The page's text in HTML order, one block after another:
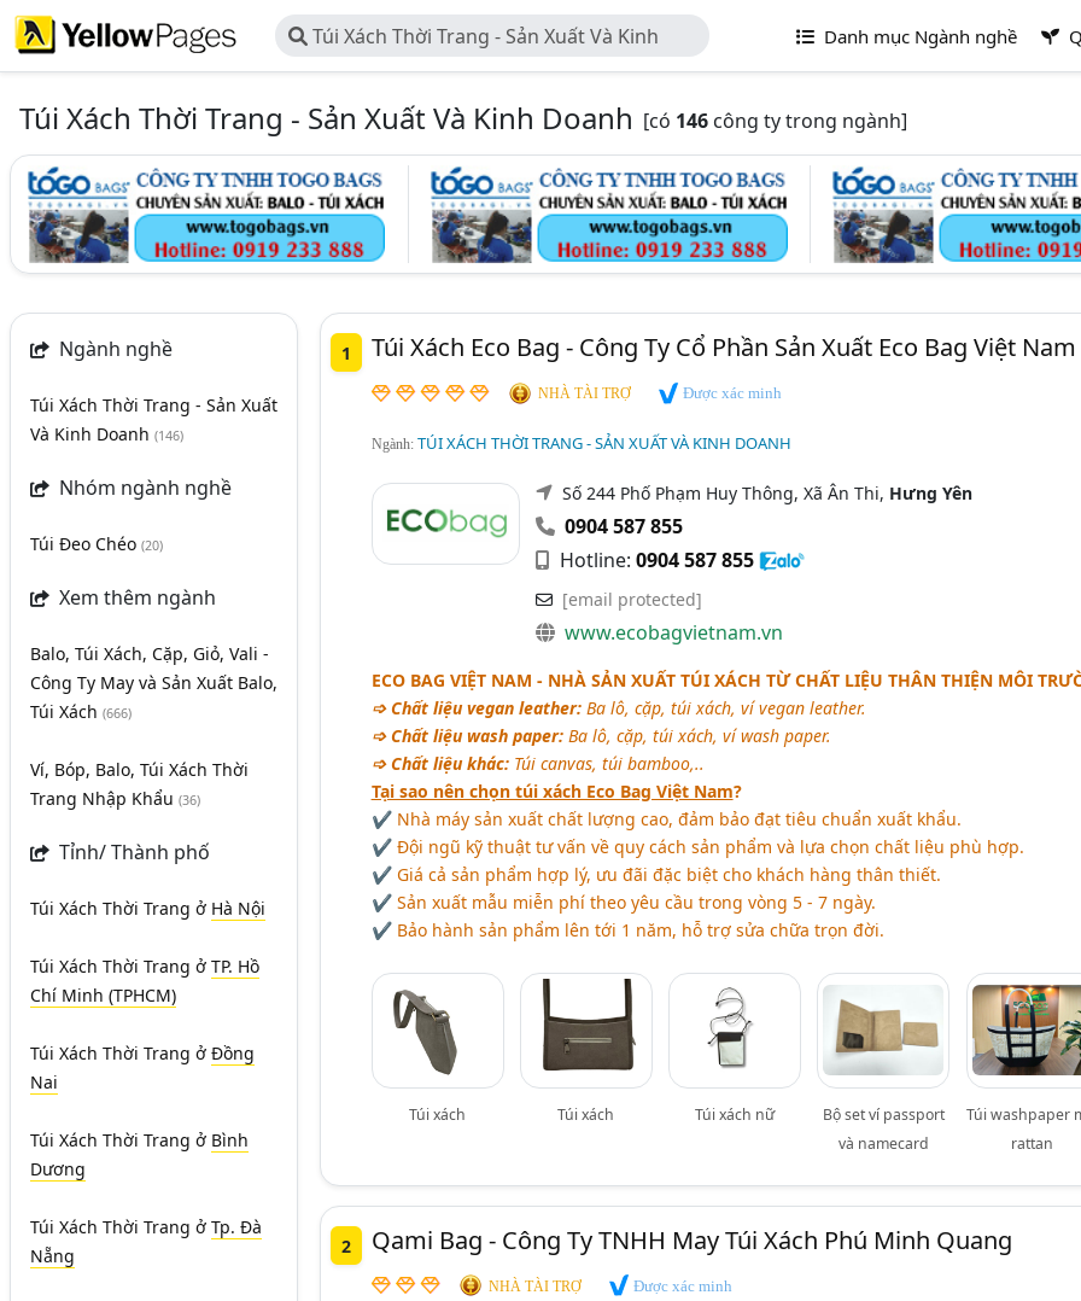
Túi Xách Thời Trang - Sản Xuất Và Kinh
Doanh
Danh mục Ngành nghề
Túi Xách Thời Trang - Sản Xuất Và Kinh Doanh [có 146 công ty trong ngành]
Ngành nghề
Túi Xách Thời Trang - Sản Xuất
Và Kinh Doanh (146)
Nhóm ngành nghề
Túi Đeo Chéo (20)
Xem thêm ngành
Balo, Túi Xách, Cặp, Giỏ, Vali -
Công Ty May và Sản Xuất Balo,
Túi Xách (666)
Ví, Bóp, Balo, Túi Xách Thời
Trang Nhập Khẩu (36)
Tỉnh/ Thành phố
Túi Xách Thời Trang ở Hà Nội
Túi Xách Thời Trang ở TP. Hồ
Chí Minh (TPHCM)
Túi Xách Thời Trang ở Đồng
Nai
Túi Xách Thời Trang ở Bình
Dương
Túi Xách Thời Trang ở Tp. Đà
Nẵng
1 Túi Xách Eco Bag - Công Ty Cổ Phần Sản Xuất Eco Bag Việt Nam
NHÀ TÀI TRỢ Được xác minh
Ngành: TÚI XÁCH THỜI TRANG - SẢN XUẤT VÀ KINH DOANH
Số 244 Phố Phạm Huy Thông, Xã Ân Thi, Hưng Yên
0904 587 855
Hotline: 0904 587 855
[email protected]
www.ecobagvietnam.vn
ECO BAG VIỆT NAM - NHÀ SẢN XUẤT TÚI XÁCH TỪ CHẤT LIỆU THÂN THIỆN MÔI
➩ Chất liệu vegan leather:Ba lô, cặp, túi xách, ví vegan leather.
➩ Chất liệu wash paper:Ba lô, cặp, túi xách, ví wash paper.
➩ Chất liệu khác:Túi canvas, túi bamboo,..
Tại sao nên chọn túi xách Eco Bag Việt Nam?
✔ Nhà máy sản xuất chất lượng cao, đảm bảo đạt tiêu chuẩn xuất khẩu.
✔ Đội ngũ kỹ thuật tư vấn về quy cách sản phẩm và lựa chọn chất liệu phù hợp.
✔ Giá cả sản phẩm hợp lý, ưu đãi đặc biệt cho khách hàng thân thiết.
✔ Sản xuất mẫu miễn phí theo yêu cầu trong vòng 5 - 7 ngày.
✔ Bảo hành sản phẩm lên tới 1 năm, hỗ trợ sửa chữa trọn đời.
Túi xách Túi xách Túi xách nữ
Bộ set ví passport
và namecard
Túi washpaper
rattan
2 Qami Bag - Công Ty TNHH May Túi Xách Phú Minh Quang
NHÀ TÀI TRỢ Được xác minh